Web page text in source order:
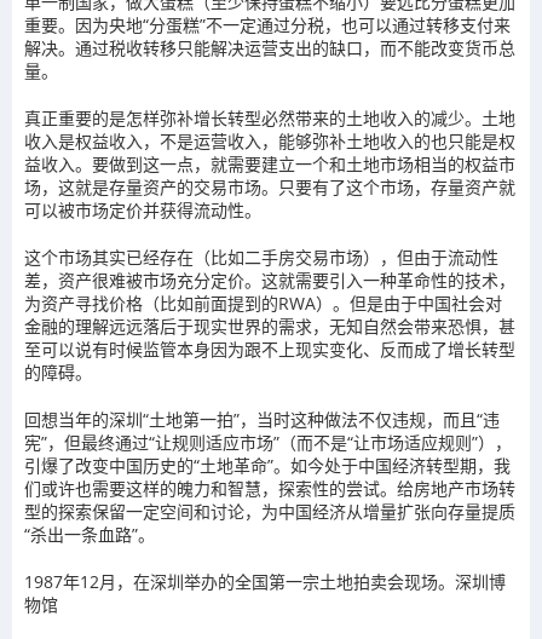
重要。因为央地“分蛋糕”不一定通过分税，也可以通过转移支付来
解决。通过税收转移只能解决运营支出的缺口，而不能改变货币总
量。
真正重要的是怎样弥补增长转型必然带来的土地收入的减少。土地
收入是权益收入，不是运营收入，能够弥补土地收入的也只能是权
益收入。要做到这一点，就需要建立一个和土地市场相当的权益市
场，这就是存量资产的交易市场。只要有了这个市场，存量资产就
可以被市场定价并获得流动性。
这个市场其实已经存在（比如二手房交易市场），但由于流动性
差，资产很难被市场充分定价。这就需要引入一种革命性的技术，
为资产寻找价格（比如前面提到的RWA）。但是由于中国社会对
金融的理解远远落后于现实世界的需求，无知自然会带来恐惧，甚
至可以说有时候监管本身因为跟不上现实变化、反而成了增长转型
的障碍。
回想当年的深圳“土地第一拍”，当时这种做法不仅违规，而且“违
宪”，但最终通过“让规则适应市场”（而不是“让市场适应规则”），
引爆了改变中国历史的“土地革命”。如今处于中国经济转型期，我
们或许也需要这样的魄力和智慧，探索性的尝试。给房地产市场转
型的探索保留一定空间和讨论，为中国经济从增量扩张向存量提质
“杀出一条血路”。
1987年12月，在深圳举办的全国第一宗土地拍卖会现场。 深圳博
物馆